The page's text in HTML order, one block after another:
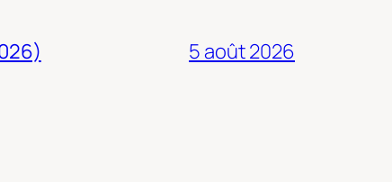
5 août 2026